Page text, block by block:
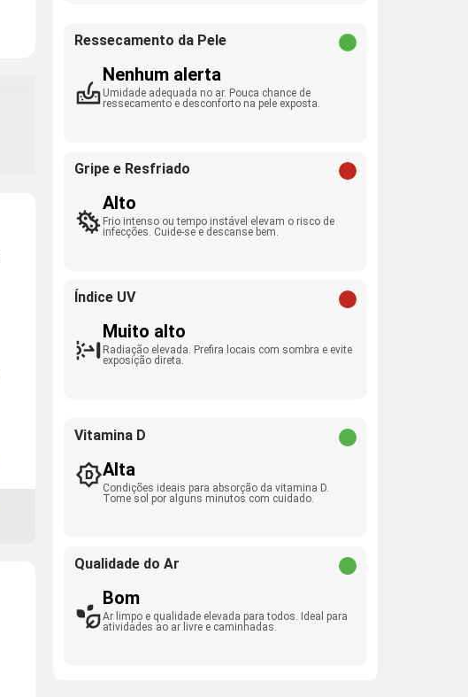
Ressecamento da Pele
Nenhum alerta
Umidade adequada no ar. Pouca chance de
ressecamento e desconforto na pele exposta.
Gripe e Resfriado
Alto
Frio intenso ou tempo instável elevam o risco de
infecções. Cuide-se e descanse bem.
Índice UV
Muito alto
Radiação elevada. Prefira locais com sombra e evite
exposição direta.
Vitamina D
Alta
Condições ideais para absorção da vitamina D.
Tome sol por alguns minutos com cuidado.
Qualidade do Ar
Bom
Ar limpo e qualidade elevada para todos. Ideal para
atividades ao ar livre e caminhadas.